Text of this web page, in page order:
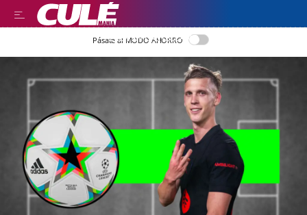
LEER EN CASTELLANO
Pásate al MODO AHORRO